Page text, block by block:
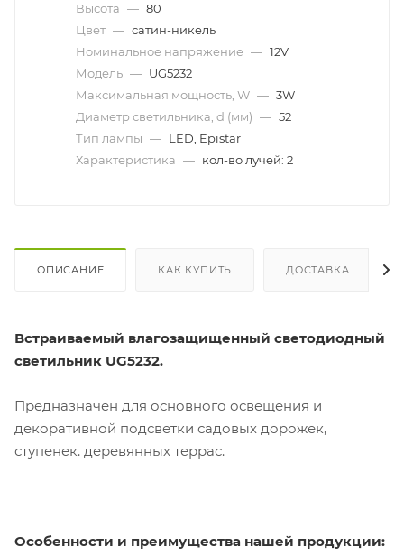
Высота — 80
Цвет — сатин-никель
Номинальное напряжение — 12V
Модель — UG5232
Максимальная мощность, W — 3W
Диаметр светильника, d (мм) — 52
Тип лампы — LED, Epistar
Характеристика — кол-во лучей: 2
ОПИСАНИЕ КАК КУПИТЬ ДОСТАВКА
Встраиваемый влагозащищенный светодиодный
светильник UG5232.
Предназначен для основного освещения и
декоративной подсветки садовых дорожек,
ступенек. деревянных террас.
Особенности и преимущества нашей продукции: